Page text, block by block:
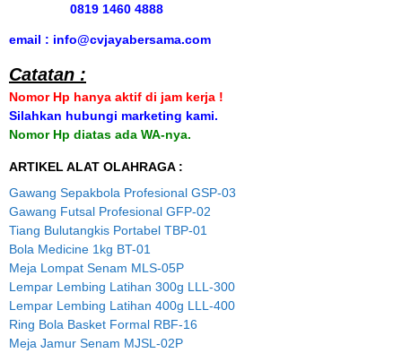
0819 1460 4888
email : info@cvjayabersama.com
Catatan :
Nomor Hp hanya aktif di jam kerja !
Silahkan hubungi marketing kami.
Nomor Hp diatas ada WA-nya.
ARTIKEL ALAT OLAHRAGA :
Gawang Sepakbola Profesional GSP-03
Gawang Futsal Profesional GFP-02
Tiang Bulutangkis Portabel TBP-01
Bola Medicine 1kg BT-01
Meja Lompat Senam MLS-05P
Lempar Lembing Latihan 300g LLL-300
Lempar Lembing Latihan 400g LLL-400
Ring Bola Basket Formal RBF-16
Meja Jamur Senam MJSL-02P